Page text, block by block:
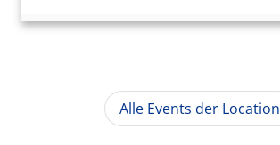
Alle Events der Location